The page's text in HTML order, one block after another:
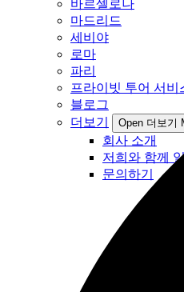
바르셀로나
마드리드
세비야
로마
파리
프라이빗 투어 서비
블로그
더보기
Open 더보기
회사 소개
저희와 함께 일
문의하기